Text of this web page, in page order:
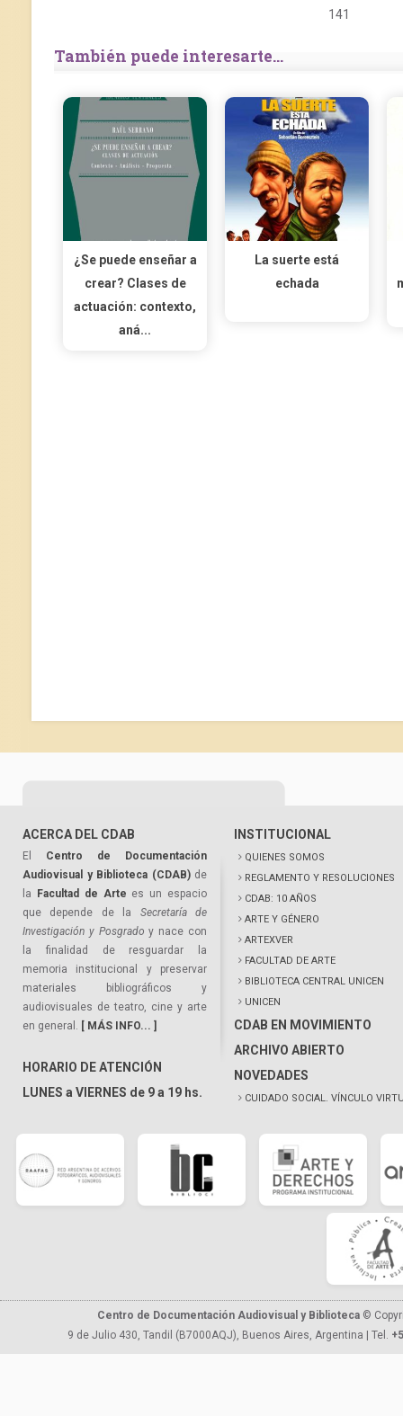
141
También puede interesarte...
¿Se puede enseñar a
crear? Clases de
actuación: contexto,
aná...
La suerte está
echada
ACERCA DEL CDAB
El Centro de Documentación
Audiovisual y Biblioteca (CDAB)de
la
Facultad de Arte es un espacio
que depende de la Secretaría de
Investigación y Posgrado y nace con
la finalidad de resguardar la
memoria institucional y preservar
materiales bibliográficos y
audiovisuales de teatro, cine y arte
en general. [ MÁS INFO... ]
HORARIO DE ATENCIÓN
LUNES a VIERNES de 9 a 19 hs.
INSTITUCIONAL
QUIENES SOMOS
REGLAMENTO Y RESOLUCIONES
CDAB: 10 AÑOS
ARTE Y GÉNERO
ARTEXVER
FACULTAD DE ARTE
BIBLIOTECA CENTRAL UNICEN
UNICEN
CDAB EN MOVIMIENTO
ARCHIVO ABIERTO
NOVEDADES
CUIDADO SOCIAL. VÍNCULO
Centro de Documentación Audiovisual y Biblioteca ©
9 de Julio 430, Tandil (B7000AQJ), Buenos Aires, Argentina | Tel.